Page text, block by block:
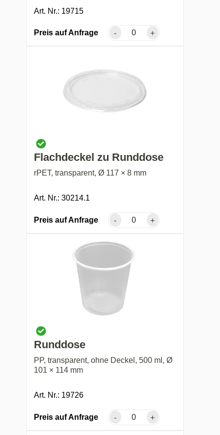
Art. Nr.: 19715
Preis auf Anfrage - +
Flachdeckel zu Runddose
rPET, transparent, Ø 117 × 8 mm
Art. Nr.: 30214.1
Preis auf Anfrage - +
Runddose
PP, transparent, ohne Deckel, 500 ml, Ø
101 × 114 mm
Art. Nr.: 19726
Preis auf Anfrage - +